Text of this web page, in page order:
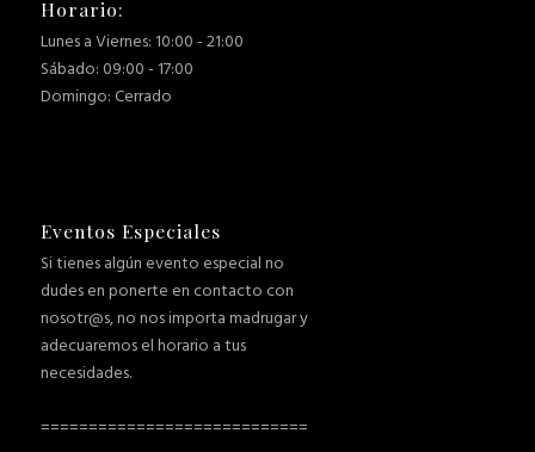
Horario:
Lunes a Viernes: 10:00 - 21:00
Sábado: 09:00 - 17:00
Domingo: Cerrado
Eventos Especiales
Si tienes algún evento especial no
dudes en ponerte en contacto con
nosotr@s, no nos importa madrugar y
adecuaremos el horario a tus
necesidades.
============================